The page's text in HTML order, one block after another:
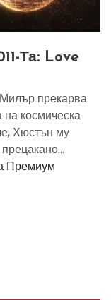
Та: Love
прекарва
на космическа
Хюстън му
Премиум